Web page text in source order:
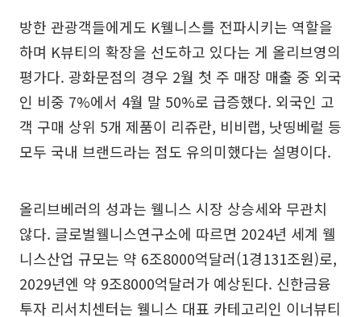
방한 관광객들에게도 K웰니스를 전파시키는 역할을
하며 K뷰티의 확장을 선도하고 있다는 게 올리브영의
평가다. 광화문점의 경우 2월 첫 주 매장 매출 중 외국
인 비중 7%에서 4월 말 50%로 급증했다. 외국인 고
객 구매 상위 5개 제품이 리쥬란, 비비랩, 낫띵베럴 등
모두 국내 브랜드라는 점도 유의미했다는 설명이다.
올리브베러의 성과는 웰니스 시장 상승세와 무관치
않다. 글로벌웰니스연구소에 따르면 2024년 세계 웰
니스산업 규모는 약 6조8000억달러(1경131조원)로,
2029년엔 약 9조8000억달러가 예상된다. 신한금융
투자 리서치센터는 웰니스 대표 카테고리인 이너뷰티